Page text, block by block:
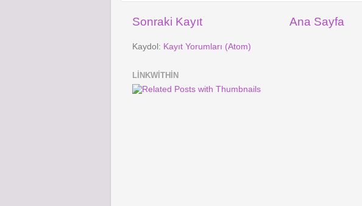
Sonraki Kayıt Ana Sayfa
Kaydol: Kayıt Yorumları (Atom)
LINKWITHIN